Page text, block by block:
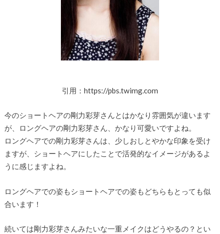
引用：https://pbs.twimg.com
今のショートヘアの剛力彩芽さんとはかなり雰囲気が違います
が、ロングヘアの剛力彩芽さん、かなり可愛いですよね。
ロングヘアでの剛力彩芽さんは、少しおしとやかな印象を受け
ますが、ショートヘアにしたことで活発的なイメージがあるよ
うに感じますよね。
ロングヘアでの姿もショートヘアでの姿もどちらもとっても似
合います！
続いては剛力彩芽さんみたいな一重メイクはどうやるの？とい